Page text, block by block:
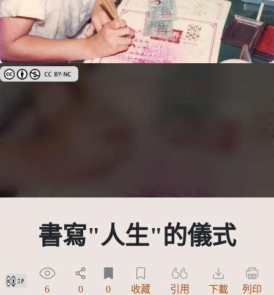
創用CC姓名標示-非商業性 3.0 台灣及其後版本(CC BY-NC 3.0 TW +)
書寫"人生"的儀式
創用CC姓名標示 3.0 台灣及其後版本(CC BY 3.0 TW +)
6 0 0 收藏 引用 下載 列印